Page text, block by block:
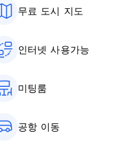
무료 도시 지도
인터넷 사용가능
미팅룸
공항 이동